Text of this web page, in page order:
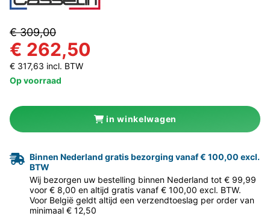
€ 309,00
€ 262,50
€ 317,63 incl. BTW
Op voorraad
in winkelwagen
Binnen Nederland gratis bezorging vanaf € 100,00 excl.
BTW
Wij bezorgen uw bestelling binnen Nederland tot € 99,99
voor € 8,00 en altijd gratis vanaf € 100,00 excl. BTW.
Voor België geldt altijd een verzendtoeslag per order van
minimaal € 12,50